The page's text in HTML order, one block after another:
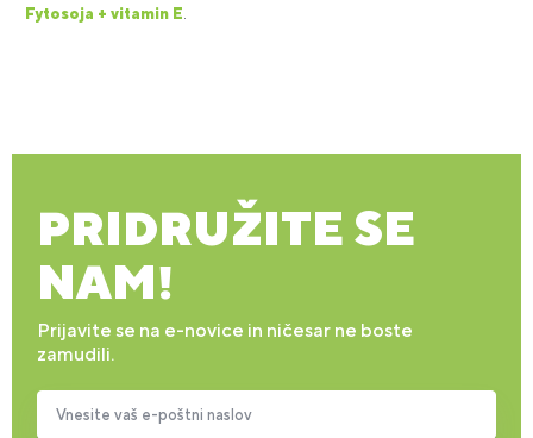
Fytosoja + vitamin E
PRIDRUŽITE SE
NAM!
Prijavite se na e-novice in ničesar ne boste
zamudili.
Vnesite vaš e-poštni naslov